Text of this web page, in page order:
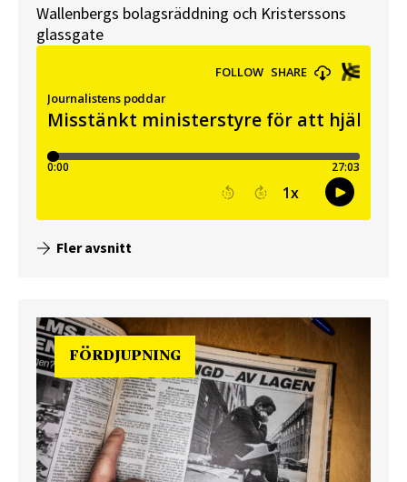
Wallenbergs bolagsräddning och Kristerssons
glassgate
Fler avsnitt
FÖRDJUPNING